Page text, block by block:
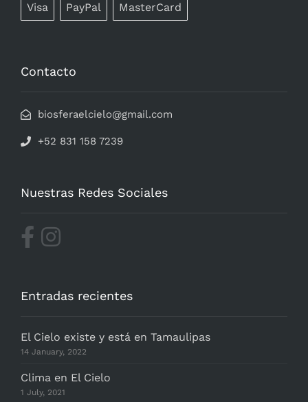
Visa PayPal MasterCard
Contacto
biosferaelcielo@gmail.com
+52 831 158 7239
Nuestras Redes Sociales
Entradas recientes
El Cielo existe y está en Tamaulipas
14 January, 2022
Clima en El Cielo
1 July, 2021